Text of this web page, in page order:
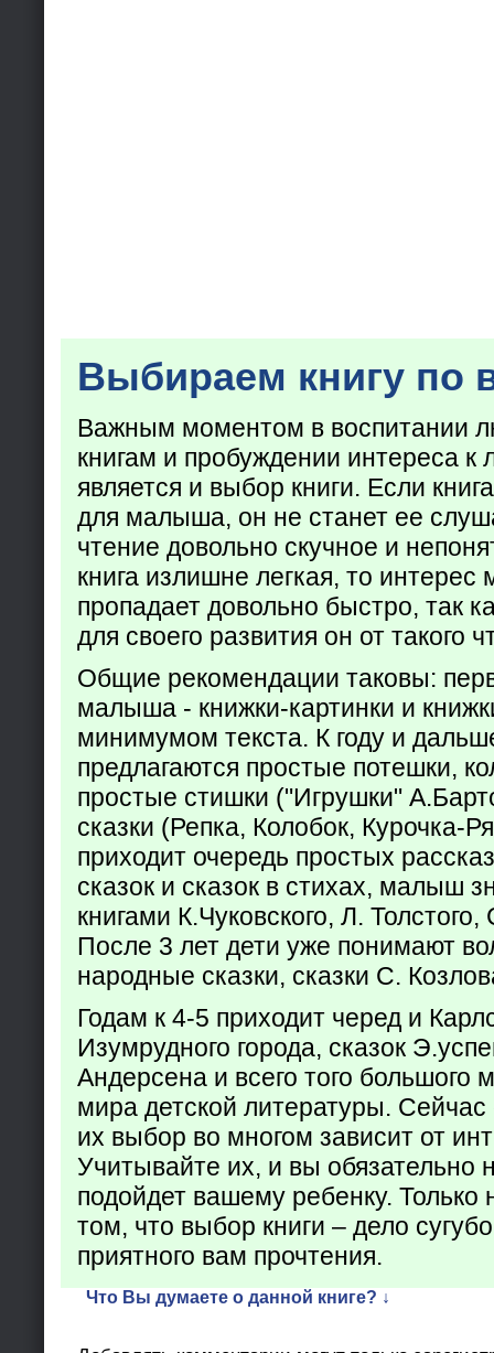
Выбираем книгу по
Важным моментом в воспитании
книгам и пробуждении интереса к
является и выбор книги. Если
для малыша, он не станет ее
чтение довольно скучное и
книга излишне легкая, то
пропадает довольно быстро, так
для своего развития он от такого
Общие рекомендации таковы:
малыша - книжки-картинки и
минимумом текста. К году и
предлагаются простые потешки,
простые стишки ("Игрушки"
сказки (Репка, Колобок, Курочка-
приходит очередь простых
сказок и сказок в стихах, малыш
книгами К.Чуковского, Л.
После 3 лет дети уже понимают
народные сказки, сказки С.
Годам к 4-5 приходит черед и
Изумрудного города, сказок
Андерсена и всего того большого
мира детской литературы. Сейчас
их выбор во многом зависит от
Учитывайте их, и вы обязательно
подойдет вашему ребенку. Только
том, что выбор книги – дело
приятного вам прочтения.
Что Вы думаете о данной книге? ↓